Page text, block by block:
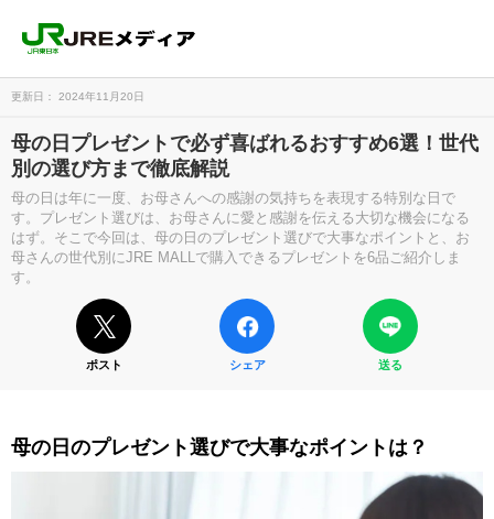
更新日： 2024年11月20日
母の日プレゼントで必ず喜ばれるおすすめ6選！世代
別の選び方まで徹底解説
母の日は年に一度、お母さんへの感謝の気持ちを表現する特別な日で
す。プレゼント選びは、お母さんに愛と感謝を伝える大切な機会になる
はず。そこで今回は、母の日のプレゼント選びで大事なポイントと、お
母さんの世代別にJRE MALLで購入できるプレゼントを6品ご紹介しま
す。
ポスト シェア 送る
母の日のプレゼント選びで大事なポイントは？